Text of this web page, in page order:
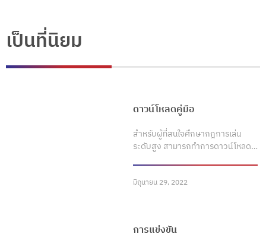
เป็นที่นิยม
ดาวน์โหลดคู่มือ
สำหรับผู้ที่สนใจศึกษากฎการเล่น
ระดับสูง สามารถทำการดาวน์โหลด…
มิถุนายน 29, 2022
การแข่งขัน